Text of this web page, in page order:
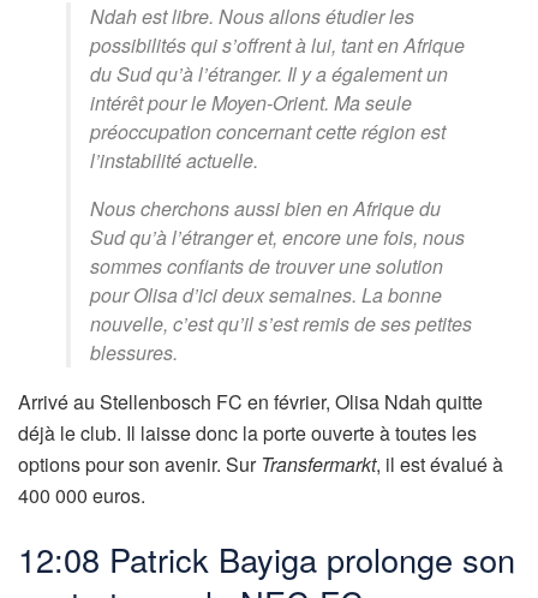
Ndah est libre. Nous allons étudier les
possibilités qui s’offrent à lui, tant en Afrique
du Sud qu’à l’étranger. Il y a également un
intérêt pour le Moyen-Orient. Ma seule
préoccupation concernant cette région est
l’instabilité actuelle.
Nous cherchons aussi bien en Afrique du
Sud qu’à l’étranger et, encore une fois, nous
sommes confiants de trouver une solution
pour Olisa d’ici deux semaines. La bonne
nouvelle, c’est qu’il s’est remis de ses petites
blessures.
Arrivé au Stellenbosch FC en février, Olisa Ndah quitte
déjà le club. Il laisse donc la porte ouverte à toutes les
options pour son avenir. Sur Transfermarkt, il est évalué à
400 000 euros.
12:08 Patrick Bayiga prolonge son